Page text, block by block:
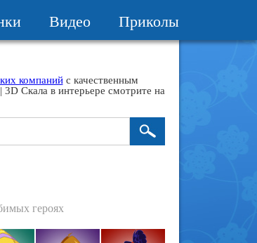
Приколы
Видео
компанийс качественным
3D Скала в интерьере смотрите на
героях